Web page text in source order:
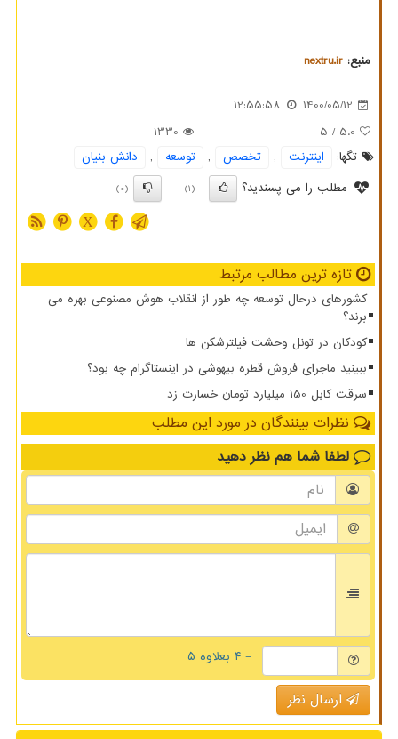
منبع: nextru.ir
1400/05/12
12:55:58
5.0
/ 5
1330
تگها:
اینترنت , تخصص , توسعه ,
دانش بنیان
مطلب را می پسندید؟
(1)
(0)
X
تازه ترین مطالب مرتبط
کشورهای درحال توسعه چه طور از انقلاب هوش مصنوعی بهره می
برند؟
کودکان در تونل وحشت فیلترشکن ها
ببینید ماجرای فروش قطره بیهوشی در اینستاگرام چه بود؟
سرقت کابل 150 میلیارد تومان خسارت زد
نظرات بینندگان در مورد این مطلب
لطفا شما هم نظر دهید
= ۴ بعلاوه ۵
ارسال نظر